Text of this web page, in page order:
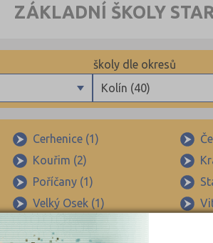
ZÁKLADNÍ ŠKOLY
Kolín (40)
školy dle okresů
Beroun (48)
Brno-město (99)
Brno-venkov (111)
Bruntál (45)
Cerhenice (1)
Kouřim (2)
Poříčany (1)
Velký Osek (1)
Radim u Kolína (1)